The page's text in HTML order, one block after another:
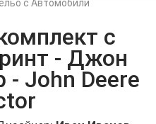
с Автомобили
с
- Джон
- John Deere